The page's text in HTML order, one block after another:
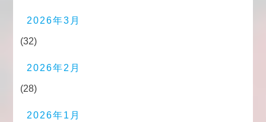
2026年3月
(32)
2026年2月
(28)
2026年1月